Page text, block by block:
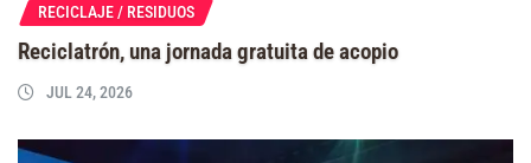
RECICLAJE / RESIDUOS
Reciclatrón, una jornada gratuita de acopio
JUL 24, 2026